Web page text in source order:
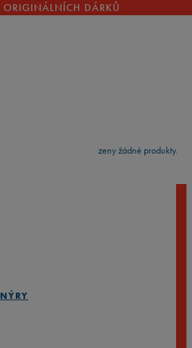
DÁRKŮ
Nebyly nalezeny žádné produkty.